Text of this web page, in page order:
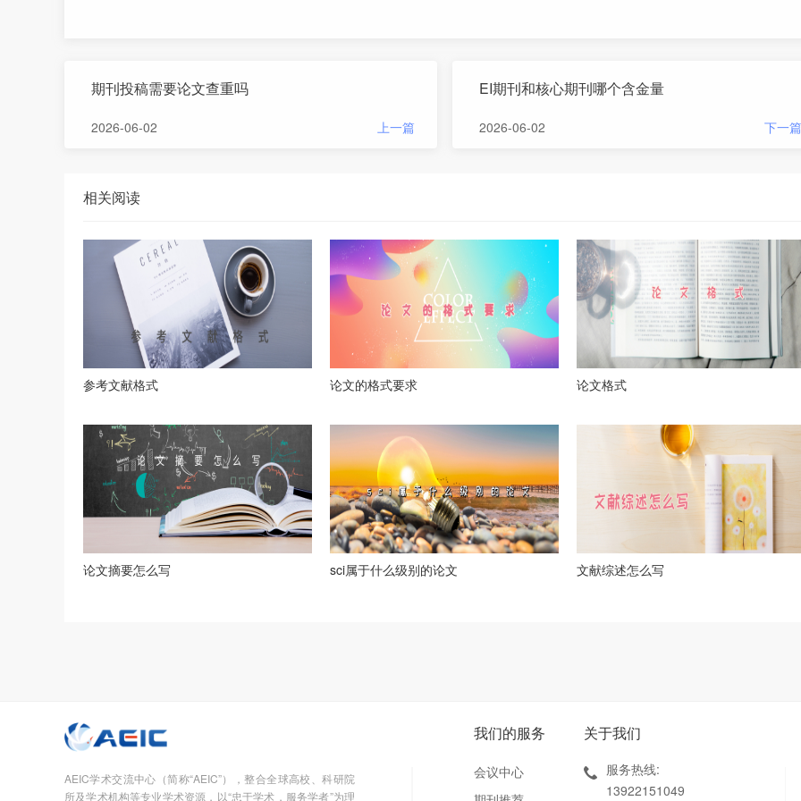
期刊投稿需要论文查重吗
2026-06-02 上一篇
EI期刊和核心期刊哪个含金量
2026-06-02 下一篇
相关阅读
参考文献格式 论文的格式要求 论文格式
论文摘要怎么写 sci属于什么级别的论文 文献综述怎么写
AEIC学术交流中心（简称“AEIC”），整合全球高校、科研院
所及学术机构等专业学术资源，以“忠于学术，服务学者”为理
我们的服务
会议中心
关于我们
服务热线:
13922151049